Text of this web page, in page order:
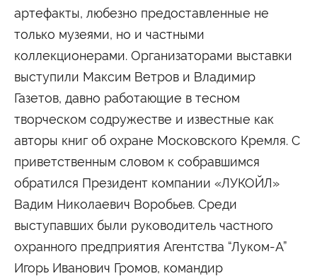
Дни открытых дверей
Выездные студенческие мероприятия
Университетские субботы
Контакты
Администрация
+7 (495) 795-00-11
Приёмная комиссия
+7 (495) 795-00-10
Подписаться на нас
Министерство науки и высшего образования
Российской Федерации
Министерство просвещения Российской
Федерации
артефакты, любезно предоставленные не
только музеями, но и частными
коллекционерами. Организаторами выставки
выступили Максим Ветров и Владимир
Газетов, давно работающие в тесном
творческом содружестве и известные как
авторы книг об охране Московского Кремля. С
приветственным словом к собравшимся
обратился Президент компании «ЛУКОЙЛ»
Вадим Николаевич Воробьев. Среди
выступавших были руководитель частного
охранного предприятия Агентства “Луком-А”
Игорь Иванович Громов, командир